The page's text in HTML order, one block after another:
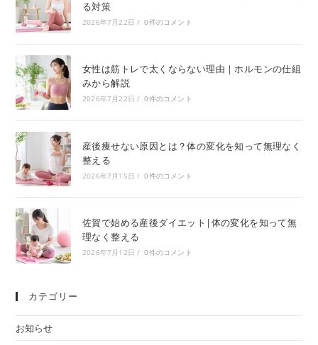
る対策
2026年7月22日 / 0件のコメント
女性は筋トレで太くならない理由｜ホルモンの仕組
みから解説
2026年7月22日 / 0件のコメント
産後痩せない原因とは？体の変化を知って無理なく
整える
2026年7月15日 / 0件のコメント
佐賀で始める産後ダイエット|体の変化を知って無
理なく整える
2026年7月12日 / 0件のコメント
カテゴリー
お知らせ